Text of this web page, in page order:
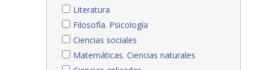
Literatura
Filosofía. Psicología
Ciencias sociales
Matemáticas. Ciencias naturales